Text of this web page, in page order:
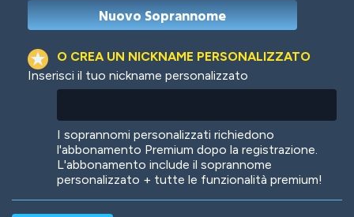
O CREA UN NICKNAME PERSONALIZZATO
Inserisci il tuo nickname personalizzato
I soprannomi personalizzati richiedono
l'abbonamento Premium dopo la registrazione.
L'abbonamento include il soprannome
personalizzato + tutte le funzionalità premium!